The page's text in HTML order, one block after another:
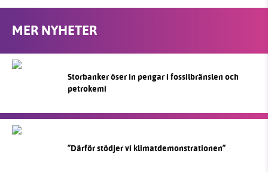
MER NYHETER
Storbanker öser in pengar i fossilbränslen och
petrokemi
”Därför stödjer vi klimatdemonstrationen”